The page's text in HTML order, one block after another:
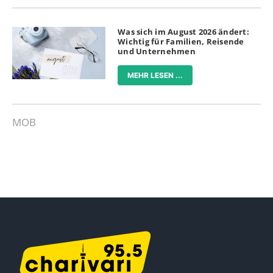
Was sich im August 2026 ändert:
Wichtig für Familien, Reisende
und Unternehmen
MEHR LESEN ...
MOB